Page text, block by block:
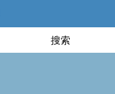
搜索